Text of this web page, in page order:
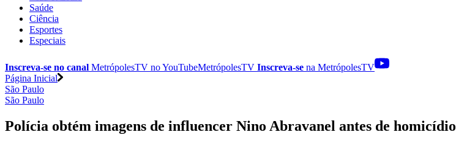
Saúde
Ciência
Esportes
Especiais
Inscreva-se no canal MetrópolesTV noYouTubeMetrópolesTV Inscreva-se na MetrópolesTV
Página Inicial
São Paulo
São Paulo
Polícia obtém imagens de influencer Nino Abravanel antes de homicídio